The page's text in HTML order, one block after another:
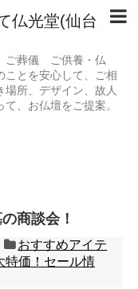
仏光堂(仙台
葬儀 ご供養・仏
とを安心して、ご相
所、デザイン、故人
、お仏壇をご提案。
商談会！
おすすめアイテ
特価！セール情